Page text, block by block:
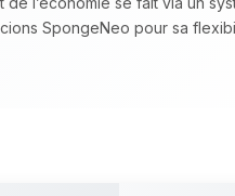
SpongeNeo pour sa